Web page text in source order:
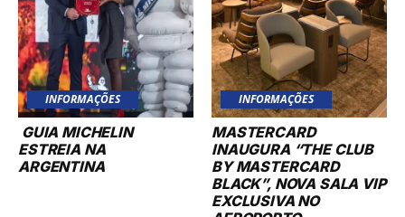
INFORMAÇÕES
GUIA MICHELIN
ESTREIA NA
ARGENTINA
INFORMAÇÕES
MASTERCARD
INAUGURA “THE CLUB
BY MASTERCARD
BLACK”, NOVA SALA VIP
EXCLUSIVA NO